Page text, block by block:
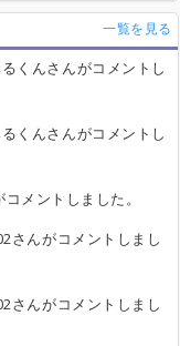
一覧を見る
くんさんがコメントし
くんさんがコメントし
メントしました。
さんがコメントしまし
さんがコメントしまし